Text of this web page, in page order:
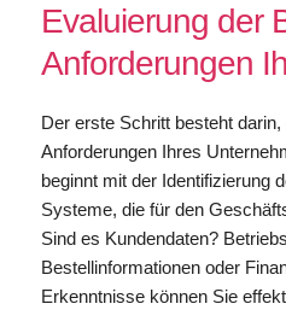
Evaluierung der
Anforderungen
Der erste Schritt besteht
Anforderungen Ihres
beginnt mit der Identifizierung
Systeme, die für den
Sind es Kundendaten?
Bestellinformationen oder
Erkenntnisse können Sie